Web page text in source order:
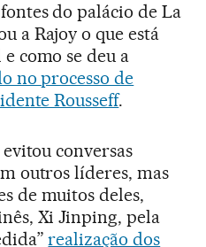
do palácio de La
a Rajoy o que está
como se deu a
no processo de
Rousseff.
conversas
outros líderes, mas
de muitos deles,
Xi Jinping, pela
realização dos